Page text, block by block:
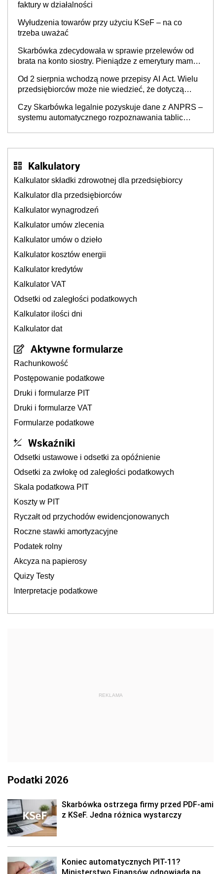
faktury w działalności
Wyłudzenia towarów przy użyciu KSeF – na co
trzeba uważać
Skarbówka zdecydowała w sprawie przelewów od
brata na konto siostry. Pieniądze z emerytury mamy
będzie
Od 2 sierpnia wchodzą nowe przepisy AI Act. Wielu
przedsiębiorców może nie wiedzieć, że dotyczą
Czy Skarbówka legalnie pozyskuje dane z ANPRS –
systemu automatycznego rozpoznawania tablic
Kalkulatory
Kalkulator składki zdrowotnej dla przedsiębiorcy
Kalkulator dla przedsiębiorców
Kalkulator wynagrodzeń
Kalkulator umów zlecenia
Kalkulator umów o dzieło
Kalkulator kosztów energii
Kalkulator kredytów
Kalkulator VAT
Odsetki od zaległości podatkowych
Kalkulator ilości dni
Kalkulator dat
Aktywne formularze
Rachunkowość
Postępowanie podatkowe
Druki i formularze PIT
Druki i formularze VAT
Formularze podatkowe
Wskaźniki
Odsetki ustawowe i odsetki za opóźnienie
Odsetki za zwłokę od zaległości podatkowych
Skala podatkowa PIT
Koszty w PIT
Ryczałt od przychodów ewidencjonowanych
Roczne stawki amortyzacyjne
Podatek rolny
Akcyza na papierosy
Quizy Testy
Interpretacje podatkowe
REKLAMA
Podatki 2026
Skarbówka ostrzega firmy przed PDF-ami
z KSeF. Jedna różnica wystarczy
Koniec automatycznych PIT-11?
Ministerstwo Finansów odpowiada na